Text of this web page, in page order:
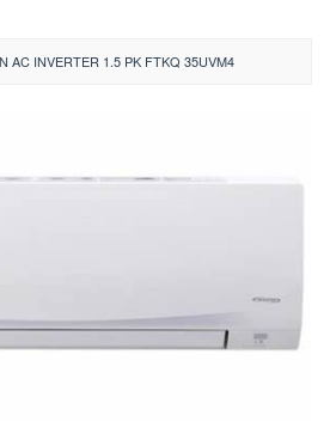
AC INVERTER 1.5 PK FTKQ 35UVM4